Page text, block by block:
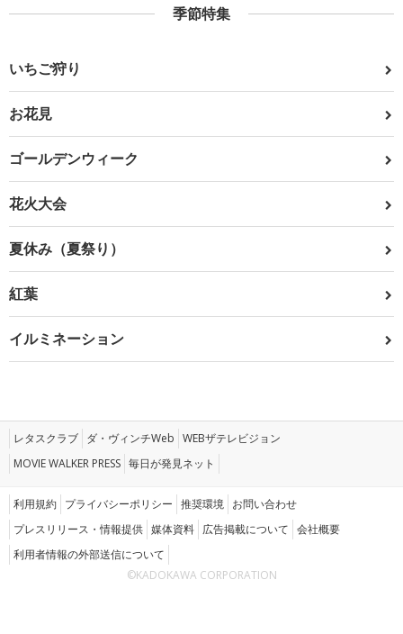
季節特集
いちご狩り
お花見
ゴールデンウィーク
花火大会
夏休み（夏祭り）
紅葉
イルミネーション
レタスクラブ ダ・ヴィンチWeb WEBザテレビジョン
MOVIE WALKER PRESS 毎日が発見ネット
利用規約 プライバシーポリシー 推奨環境 お問い合わせ
プレスリリース・情報提供 媒体資料 広告掲載について 会社概要
利用者情報の外部送信について
©KADOKAWA CORPORATION